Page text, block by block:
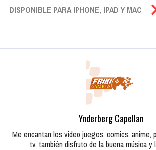
DISPONIBLE PARA IPHONE, IPAD Y MAC
Ynderberg Capellan
Me encantan los video juegos, comics, anime,
tv, también disfruto de la buena música y